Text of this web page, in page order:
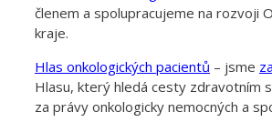
členem a spolupracujeme na rozvoji
kraje.
Hlas onkologických pacientů – jsme
Hlasu, který hledá cesty zdravotním
za právy onkologicky nemocných a